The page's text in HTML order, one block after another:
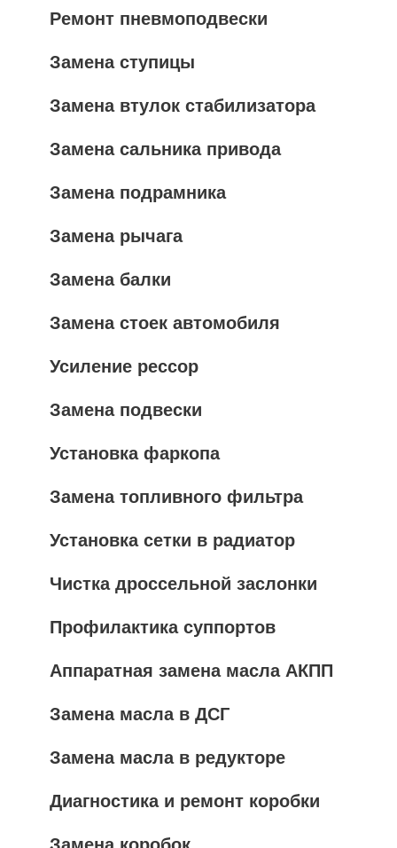
Ремонт пневмоподвески
Замена ступицы
Замена втулок стабилизатора
Замена сальника привода
Замена подрамника
Замена рычага
Замена балки
Замена стоек автомобиля
Усиление рессор
Замена подвески
Установка фаркопа
Замена топливного фильтра
Установка сетки в радиатор
Чистка дроссельной заслонки
Профилактика суппортов
Аппаратная замена масла АКПП
Замена масла в ДСГ
Замена масла в редукторе
Диагностика и ремонт коробки